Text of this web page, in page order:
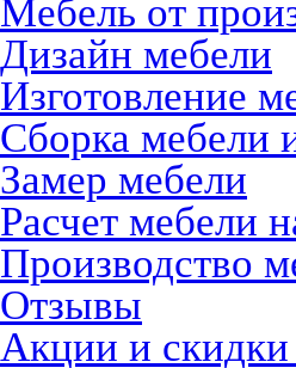
Мебель от
Дизайн мебели
Изготовление
Сборка мебели
Замер мебели
Расчет мебели
Производство
Отзывы
Акции и скидки